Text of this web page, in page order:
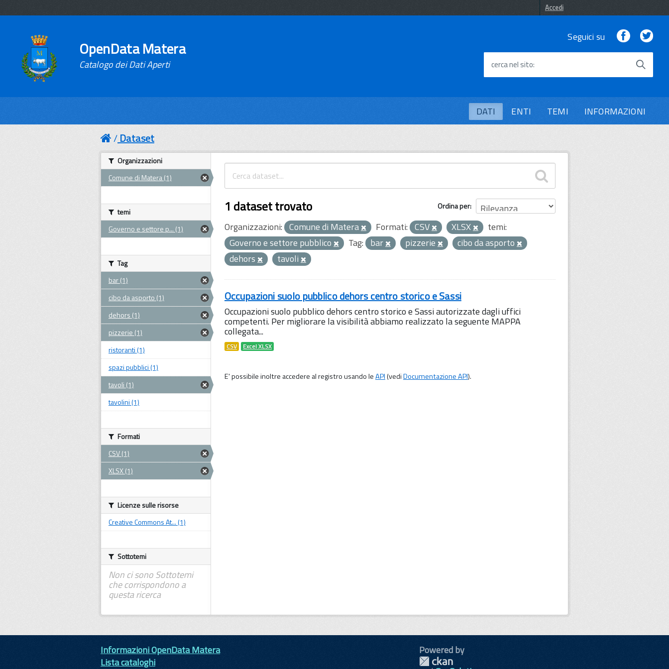
Accedi
OpenData Matera
Catalogo dei Dati Aperti
Seguici su Facebook
cerca nel sito
DATI ENTI TEMI INFORMAZIONI
Dataset
Ordina per
1 dataset trovato
Organizzazioni: Comune di Matera Formati: CSV XLSX
temi:
Governo e settore pubblico
Tag: bar pizzerie
cibo da asporto
dehors
tavoli
Occupazioni suolo pubblico dehors centro storico e Sassi
Occupazioni suolo pubblico dehors centro storico e Sassi autorizzate dagli uffici
competenti. Per migliorare la visibilità abbiamo realizzato la seguente MAPPA
collegata...
CSV Excel XLSX
E' possibile inoltre accedere al registro usando leAPI(vediDocumentazione API).
Organizzazioni
Comune di Matera (1)
temi
Governo e settore p... (1)
Tag
bar (1)
cibo da asporto (1)
dehors (1)
pizzerie (1)
ristoranti (1)
spazi pubblici (1)
tavoli (1)
tavolini (1)
Formati
CSV (1)
XLSX (1)
Licenze sulle risorse
Creative Commons At... (1)
Sottotemi
Non ci sono Sottotemi
che corrispondono a
questa ricerca
Informazioni OpenData Matera
Lista cataloghi
Powered by